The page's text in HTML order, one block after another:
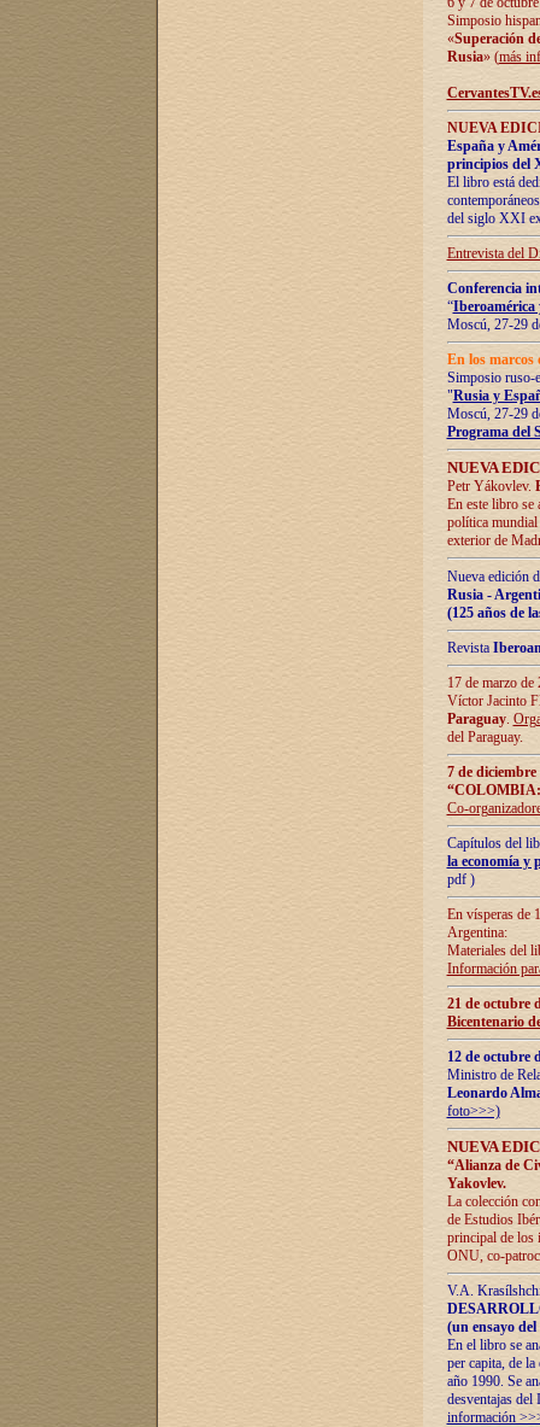
Simposio
«Superación
Rusia» (más
NUEVA
España y
principios del
El libro está
del siglo XXI
Entrevista del
Conferencia
“Iberoamérica
Moscú, 27-29
En los marcos
Simposio ruso-
"Rusia y
Moscú, 27-29
Programa del
NUEVA
Petr Yákovlev.
En este libro se
política mundial
exterior de
Nueva edición
Rusia -
(125 años de
Revista
17 de marzo
Víctor Jacinto
Paraguay.
del Paraguay.
7 de
Co-
Capítulos del
la economía y
pdf )
En vísperas de
Argentina:
Materiales del
Información
21 de octubre
Bicentenario
12 de octubre
Ministro de
Leonardo
foto>>>)
NUEVA
“Alianza de
Yakovlev.
La colección
de Estudios
principal de los
ONU, co-
V.A.
(un ensayo
En el libro se
per capita, de
año 1990. Se
desventajas
información